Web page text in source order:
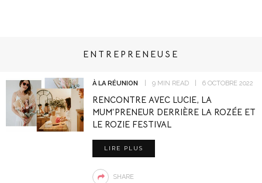
ENTREPRENEUSE
À LA RÉUNION 9 MIN READ 6 OCTOBRE 2022
RENCONTRE AVEC LUCIE, LA
MUM’PRENEUR DERRIÈRE LA ROZÉE ET
LE ROZIE FESTIVAL
LIRE PLUS
SHARE